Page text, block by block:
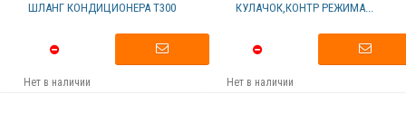
ШЛАНГ КОНДИЦИОНЕРА Т300
Нет в наличии
КУЛАЧОК,КОНТР РЕЖИМА...
Нет в наличии